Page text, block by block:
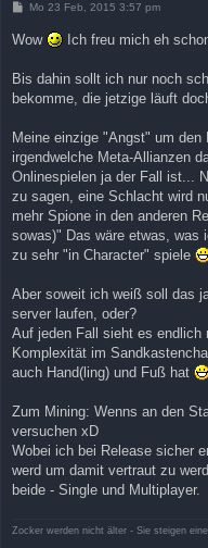
B
i
t
g
Mo 23 Feb, 2015 3:57 pm
Wow Ich freu mich eh
Bis dahin sollt ich nur noch
bekomme, die jetzige läuft
Meine einzige "Angst" um
irgendwelche Meta-Allianzen
Onlinespielen ja der Fall ist...
zu sagen, eine Schlacht wird
mehr Spione in den anderen
sowas)" Das wäre etwas, was
zu sehr "in Character" spiele
Aber soweit ich weiß soll das
server laufen, oder?
Auf jeden Fall sieht es
Komplexität im
auch Hand(ling) und Fuß hat
Zum Mining: Wenns an den
versuchen xD
Wobei ich bei Release sicher
werd um damit vertraut zu
beide - Single und Multiplayer.
Zocker werden nicht älter - Sie steigen